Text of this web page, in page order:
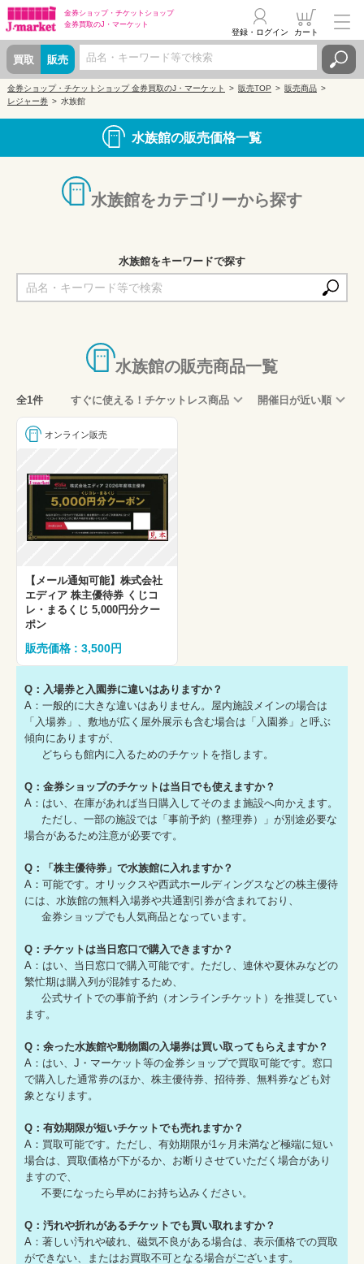
金券ショップ・ チケットショップ
金券買取のJ・マーケット
買取 販売
登録・ログイン カート
金券ショップ・チケットショップ 金券買取のJ・マーケット 販売TOP
販売商品
レジャー券
水族館
水族館の販売価格一覧
水族館をカテゴリーから探す
水族館をキーワードで探す
水族館の販売商品一覧
全1件 すぐに使える！チケットレス商品 開催日が近い順
オンライン販売
【メール通知可能】株式会社
エディア 株主優待券 くじコ
レ・まるくじ 5,000円分クー
ポン
販売価格 : 3,500円
Q：入場券と入園券に違いはありますか？
A：一般的に大きな違いはありません。屋内施設メインの場合は
「入場券」、敷地が広く屋外展示も含む場合は「入園券」と呼ぶ
傾向にありますが、
どちらも館内に入るためのチケットを指します。
Q：金券ショップのチケットは当日でも使えますか？
A：はい、在庫があれば当日購入してそのまま施設へ向かえます。
ただし、一部の施設では「事前予約（整理券）」が別途必要な
場合があるため注意が必要です。
Q：「株主優待券」で水族館に入れますか？
A：可能です。オリックスや西武ホールディングスなどの株主優待
には、水族館の無料入場券や共通割引券が含まれており、
金券ショップでも人気商品となっています。
Q：チケットは当日窓口で購入できますか？
A：はい、当日窓口で購入可能です。ただし、連休や夏休みなどの
繁忙期は購入列が混雑するため、
公式サイトでの事前予約（オンラインチケット）を推奨してい
ます。
Q：余った水族館や動物園の入場券は買い取ってもらえますか？
A：はい、J・マーケット等の金券ショップで買取可能です。窓口
で購入した通常券のほか、株主優待券、招待券、無料券なども対
象となります。
Q：有効期限が短いチケットでも売れますか？
A：買取可能です。ただし、有効期限が1ヶ月未満など極端に短い
場合は、買取価格が下がるか、お断りさせていただく場合があり
ますので、
不要になったら早めにお持ち込みください。
Q：汚れや折れがあるチケットでも買い取れますか？
A：著しい汚れや破れ、磁気不良がある場合は、表示価格での買取
ができない、またはお買取不可となる場合がございます。